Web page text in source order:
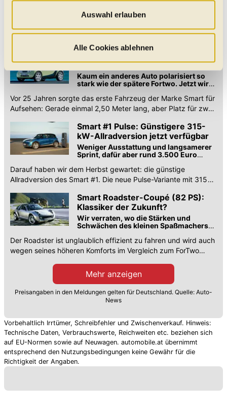
Besuch so komfortabel wie möglich gestalten - mit Klick
"Auswahl erlauben" können Sie selbst entscheiden,
welche Kategorien Sie zulassen möchten. Es werden nur
Daten verarbeitet, für die Sie uns Ihr Einverständnis
geben. Bitte beachten Sie, dass durch eine
Einschränkung womöglich nicht mehr alle
Funktionalitäten der Website zur Verfügung stehen. Sie
können die Einstellungen jederzeit in unserer
Datenschutzerklärung
Auswahl erlauben
Alle Cookies ablehnen
auch anderen Herstellern angeboten
wird
Smart arbeitet an einem zweisitzigen Nachfolger des Fortwo,
der #2 heißen wird. Das sagte nun Europa-Chef Adelmann
gegenüber verschiedenen Medien.
2007): Klassiker der Zukunft?
Kaum ein anderes Auto polarisiert so
stark wie der spätere Fortwo. Jetzt wird
Vor 25 Jahren sorgte das erste Fahrzeug der Marke Smart für
Aufsehen: Gerade einmal 2,50 Meter lang, aber Platz für zwei
Smart #1 Pulse: Günstigere 315-
kW-Allradversion jetzt verfügbar
Weniger Ausstattung und langsamerer
Sprint, dafür aber rund 3.500 Euro
Darauf haben wir dem Herbst gewartet: die günstige
Allradversion des Smart #1. Die neue Pulse-Variante mit 315
Smart Roadster-Coupé (82 PS):
Klassiker der Zukunft?
Wir verraten, wo die Stärken und
Schwächen des kleinen Spaßmachers
Der Roadster ist unglaublich effizient zu fahren und wird auch
wegen seines höheren Komforts im Vergleich zum ForTwo
Mehr anzeigen
Preisangaben in den Meldungen gelten für Deutschland. Quelle: Auto-
News
Vorbehaltlich Irrtümer, Schreibfehler und Zwischenverkauf. Hinweis:
Technische Daten, Verbrauchswerte, Reichweiten etc. beziehen sich
auf EU-Normen sowie auf Neuwagen. automobile.at übernimmt
entsprechend den Nutzungsbedingungen keine Gewähr für die
Richtigkeit der Angaben.